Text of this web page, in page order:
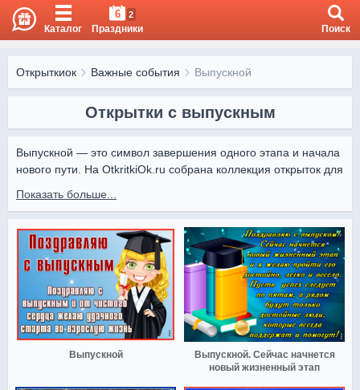
Каталог
6 2
Праздники Поиск
Открыткиок Важные события Выпускной
Открытки с выпускным
Выпускной — это символ завершения одного этапа и начала
нового пути. На OtkritkiOk.ru собрана коллекция открыток для
гордости и надежды на будущее.
Показать больше...
Выпускной
Выпускной. Сейчас начнется
новый жизненный этап